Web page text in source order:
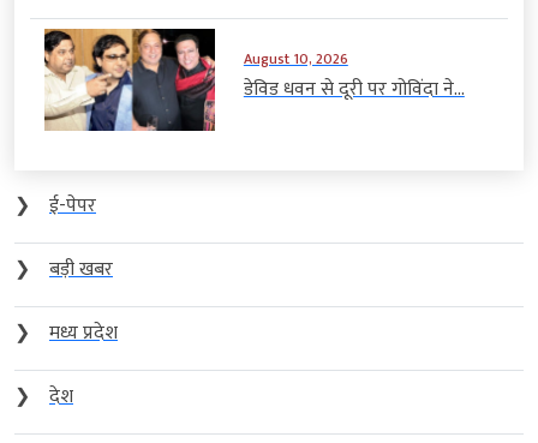
August 10, 2026
डेविड धवन से दूरी पर गोविंदा ने...
❯
ई-पेपर
❯
बड़ी खबर
❯
मध्य प्रदेश
❯
देश